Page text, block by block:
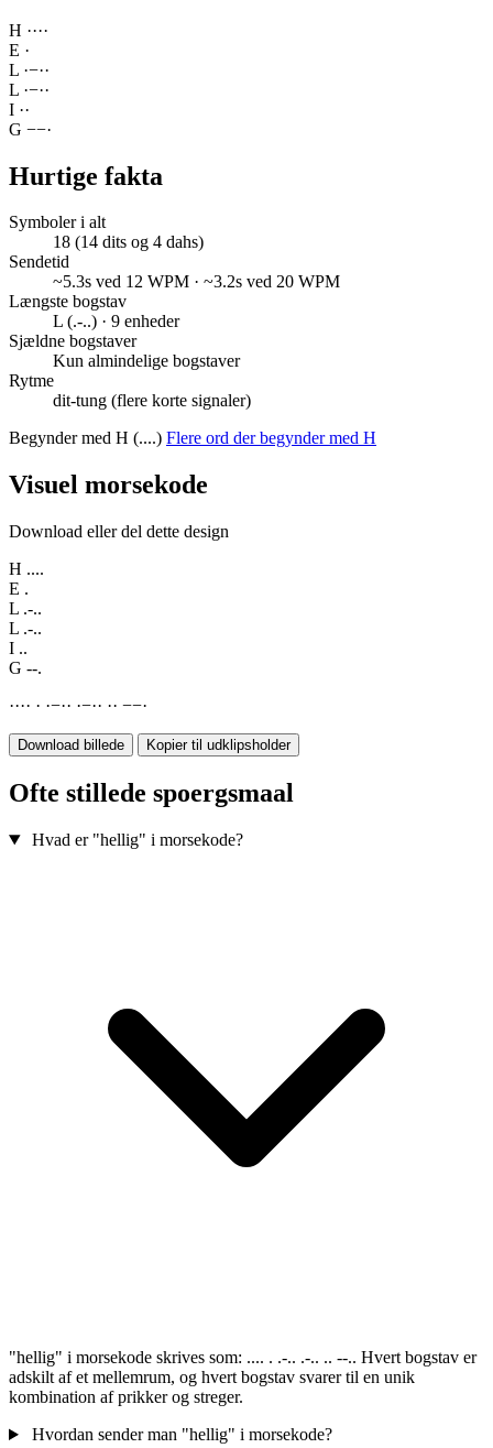
H ····
E ·
L ·−··
L ·−··
I ··
G −−·
Hurtige fakta
Symboler i alt
18 (14 dits og 4 dahs)
Sendetid
~5.3s ved 12 WPM · ~3.2s ved 20 WPM
Længste bogstav
L (.-..) · 9 enheder
Sjældne bogstaver
Kun almindelige bogstaver
Rytme
dit-tung (flere korte signaler)
Begynder med H (....) Flere ord der begynder med H
Visuel morsekode
Download eller del dette design
H ....
E .
L .-..
L .-..
I ..
G --.
···· · ·−·· ·−·· ·· −−·
Download billede Kopier til udklipsholder
Ofte stillede spoergsmaal
Hvad er "hellig" i morsekode?
"hellig" i morsekode skrives som: .... . .-.. .-.. .. --.. Hvert bogstav er
adskilt af et mellemrum, og hvert bogstav svarer til en unik
kombination af prikker og streger.
Hvordan sender man "hellig" i morsekode?